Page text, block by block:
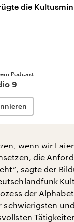
die
Podcast
9
wenn wir
die
sagte der
der
schwierigsten und